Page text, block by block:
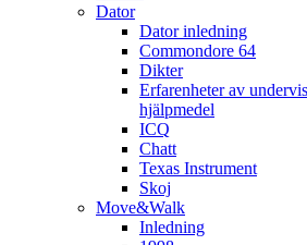
Dator
Dator inledning
Commondore 64
Dikter
Erfarenheter av
hjälpmedel
ICQ
Chatt
Texas Instrument
Skoj
Move&Walk
Inledning